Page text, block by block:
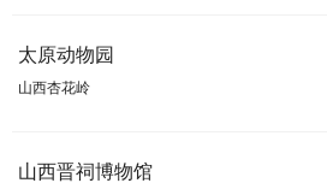
太原动物园
山西杏花岭
山西晋祠博物馆